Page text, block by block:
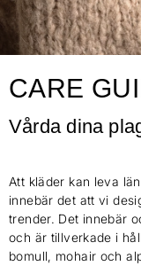
CARE
Vårda dina
Att kläder kan leva
innebär det att vi
trender. Det innebär
och är tillverkade i
bomull, mohair och